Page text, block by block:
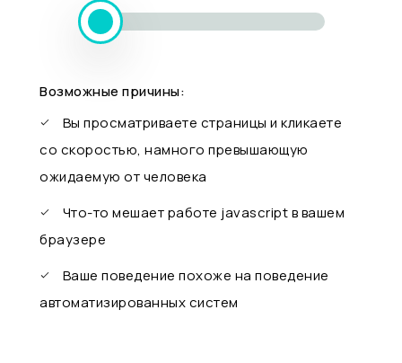
Возможные причины:
Вы просматриваете страницы и кликаете
со скоростью, намного превышающую
ожидаемую от человека
Что-то мешает работе javascript в вашем
браузере
Ваше поведение похоже на поведение
автоматизированных систем